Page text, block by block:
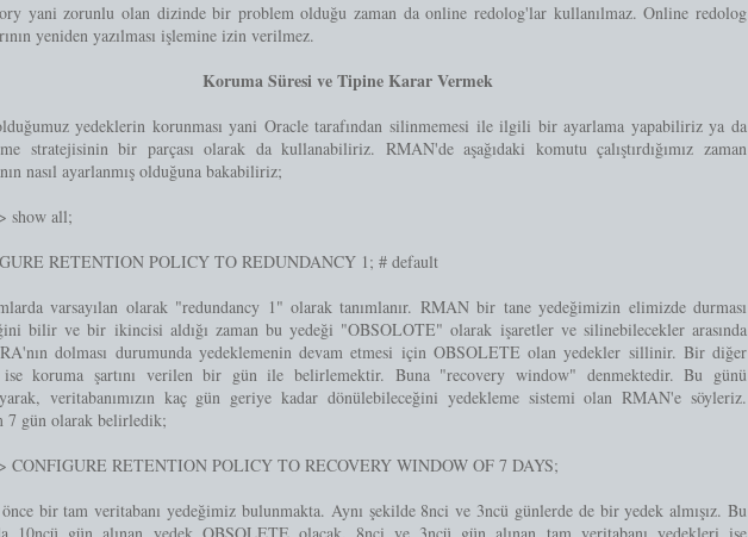
yani zorunlu olan dizinde bir problem olduğu zaman da online redolog'lar kullanılmaz. Online redolog
yeniden yazılması işlemine izin verilmez.
Koruma Süresi ve Tipine Karar Vermek
yedeklerin korunması yani Oracle tarafından silinmemesi ile ilgili bir ayarlama yapabiliriz ya da
stratejisinin bir parçası olarak da kullanabiliriz. RMAN'de aşağıdaki komutu çalıştırdığımız zaman
nasıl ayarlanmış olduğuna bakabiliriz;
show all;
RETENTION POLICY TO REDUNDANCY 1; # default
varsayılan olarak "redundancy 1" olarak tanımlanır. RMAN bir tane yedeğimizin elimizde durması
bilir ve bir ikincisi aldığı zaman bu yedeği "OBSOLOTE" olarak işaretler ve silinebilecekler arasında
dolması durumunda yedeklemenin devam etmesi için OBSOLETE olan yedekler sillinir. Bir diğer
koruma şartını verilen bir gün ile belirlemektir. Buna "recovery window" denmektedir. Bu günü
veritabanımızın kaç gün geriye kadar dönülebileceğini yedekleme sistemi olan RMAN'e söyleriz.
7 gün olarak belirledik;
CONFIGURE RETENTION POLICY TO RECOVERY WINDOW OF 7 DAYS;
bir tam veritabanı yedeğimiz bulunmakta. Aynı şekilde 8nci ve 3ncü günlerde de bir yedek almışız. Bu